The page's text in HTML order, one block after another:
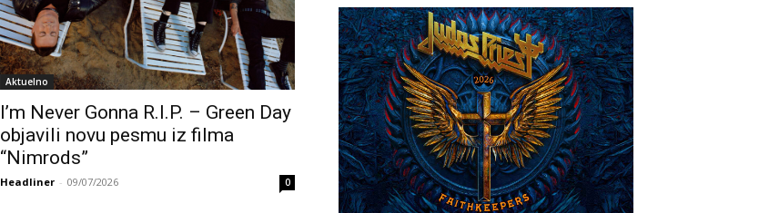
Aktuelno
I’m Never Gonna R.I.P. – Green Day
objavili novu pesmu iz filma
“Nimrods”
Headliner - 09/07/2026 0